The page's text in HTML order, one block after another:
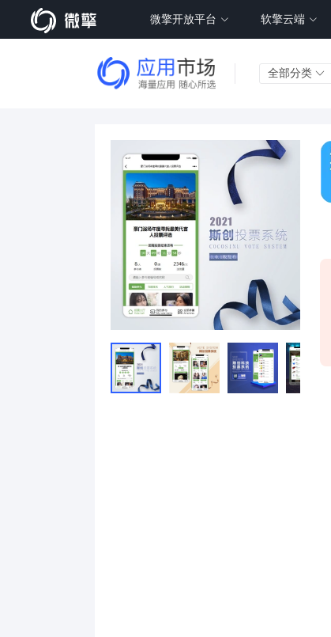
微擎开放平台 软擎云端
全部分类